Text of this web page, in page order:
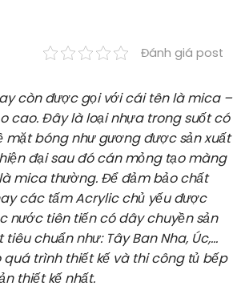
Đánh giá post
còn được gọi với cái tên là mica –
cao. Đây là loại nhựa trong suốt có
mặt bóng như gương được sản xuất
đại sau đó cán mỏng tạo màng
mica thường. Để đảm bảo chất
các tấm Acrylic chủ yếu được
nước tiên tiến có dây chuyền sản
tiêu chuẩn như: Tây Ban Nha, Úc,…
trình thiết kế và thi công tủ bếp
thiết kế nhất.